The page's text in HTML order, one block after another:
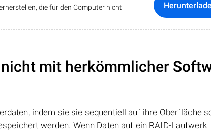
die für den Computer nicht
mit herkömmlicher
indem sie sie sequentiell auf ihre Oberfläche
werden. Wenn Daten auf ein RAID-Laufwerk